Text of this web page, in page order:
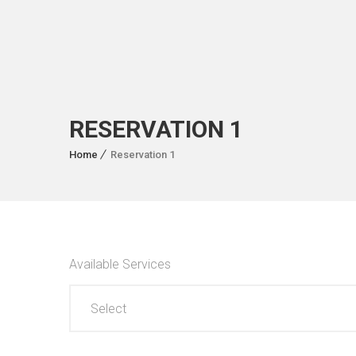
RESERVATION 1
Home Reservation 1
Available Services